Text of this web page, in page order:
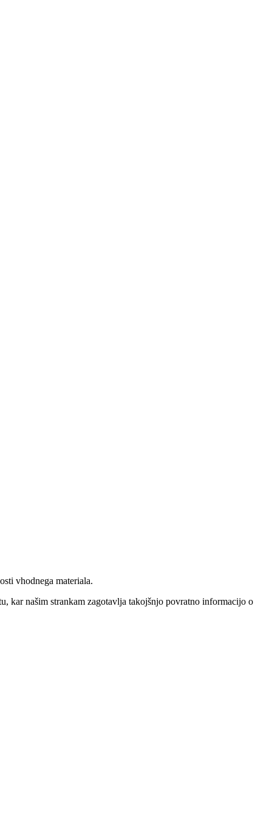
vhodnega materiala.
kar našim strankam zagotavlja takojšnjo povratno informacijo o